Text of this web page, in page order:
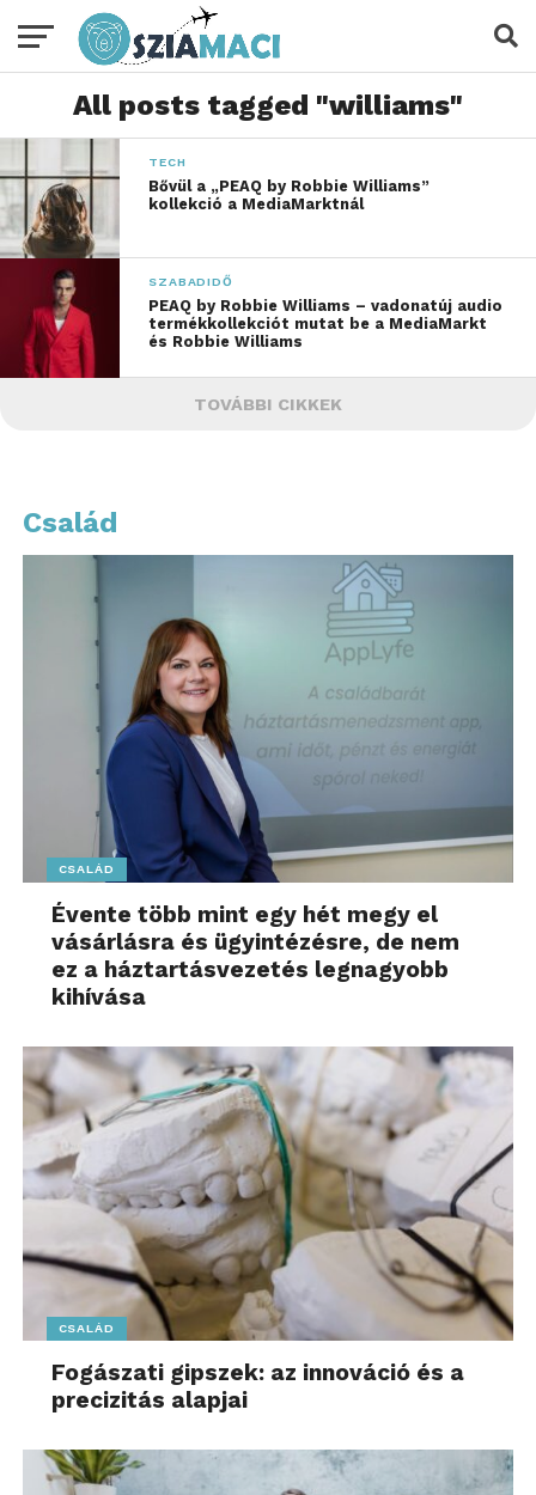
All posts tagged "williams"
TECH
Bővül a „PEAQ by Robbie Williams”
kollekció a MediaMarktnál
SZABADIDŐ
PEAQ by Robbie Williams – vadonatúj audio
termékkollekciót mutat be a MediaMarkt
és Robbie Williams
TOVÁBBI CIKKEK
Család
CSALÁD
Évente több mint egy hét megy el
vásárlásra és ügyintézésre, de nem
ez a háztartásvezetés legnagyobb
kihívása
CSALÁD
Fogászati gipszek: az innováció és a
precizitás alapjai